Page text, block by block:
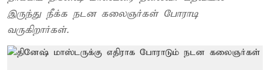
இருந்து நீக்க நடன கலைஞர்கள் போராடி
வருகிறார்கள்.